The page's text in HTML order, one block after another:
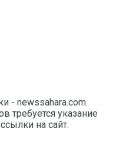
- newssahara.com.
требуется указание
на сайт.